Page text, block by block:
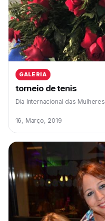
GALERIA
torneio de tenis
Dia Internacional das Mulheres
16, Março, 2019